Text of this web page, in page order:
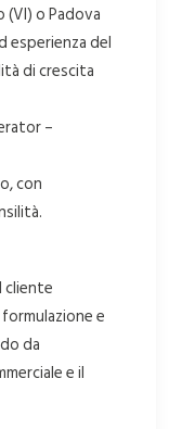
o Padova
esperienza del
di crescita
–
con
cliente
e
da
e il